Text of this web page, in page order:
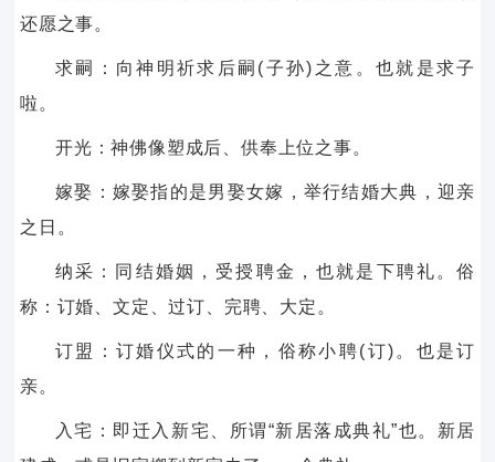
还愿之事。
求嗣：向神明祈求后嗣(子孙)之意。也就是求子
啦。
开光：神佛像塑成后、供奉上位之事。
嫁娶：嫁娶指的是男娶女嫁，举行结婚大典，迎亲
之日。
纳采：同结婚姻，受授聘金，也就是下聘礼。俗
称：订婚、文定、过订、完聘、大定。
订盟：订婚仪式的一种，俗称小聘(订)。也是订
亲。
入宅：即迁入新宅、所谓“新居落成典礼”也。新居